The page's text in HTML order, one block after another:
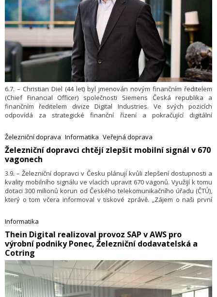
6.7. – Christian Diel (44 let) byl jmenován novým finančním ředitelem
(Chief Financial Officer) společnosti Siemens Česká republika a
finančním ředitelem divize Digital Industries. Ve svých pozicích
odpovídá za strategické finanční řízení a pokračující digitální
Železniční doprava Informatika Veřejná doprava
​Železniční dopravci chtějí zlepšit mobilní signál v 670
vagonech
3.9. – Železniční dopravci v Česku plánují kvůli zlepšení dostupnosti a
kvality mobilního signálu ve vlacích upravit 670 vagonů. Využijí k tomu
dotaci 300 milionů korun od Českého telekomunikačního úřadu (ČTÚ),
který o tom včera informoval v tiskové zprávě. „Zájem o naši první
měla vést k zásadnímu zlepšení kvality a dostupnosti mobilních služeb
pro cestující ve vlacích,“ uvedl předseda Rady ČTÚ Marek Ebert.
Informatika
Thein Digital realizoval provoz SAP v AWS pro
výrobní podniky Ponec, Železniční dodavatelská a
Cotring